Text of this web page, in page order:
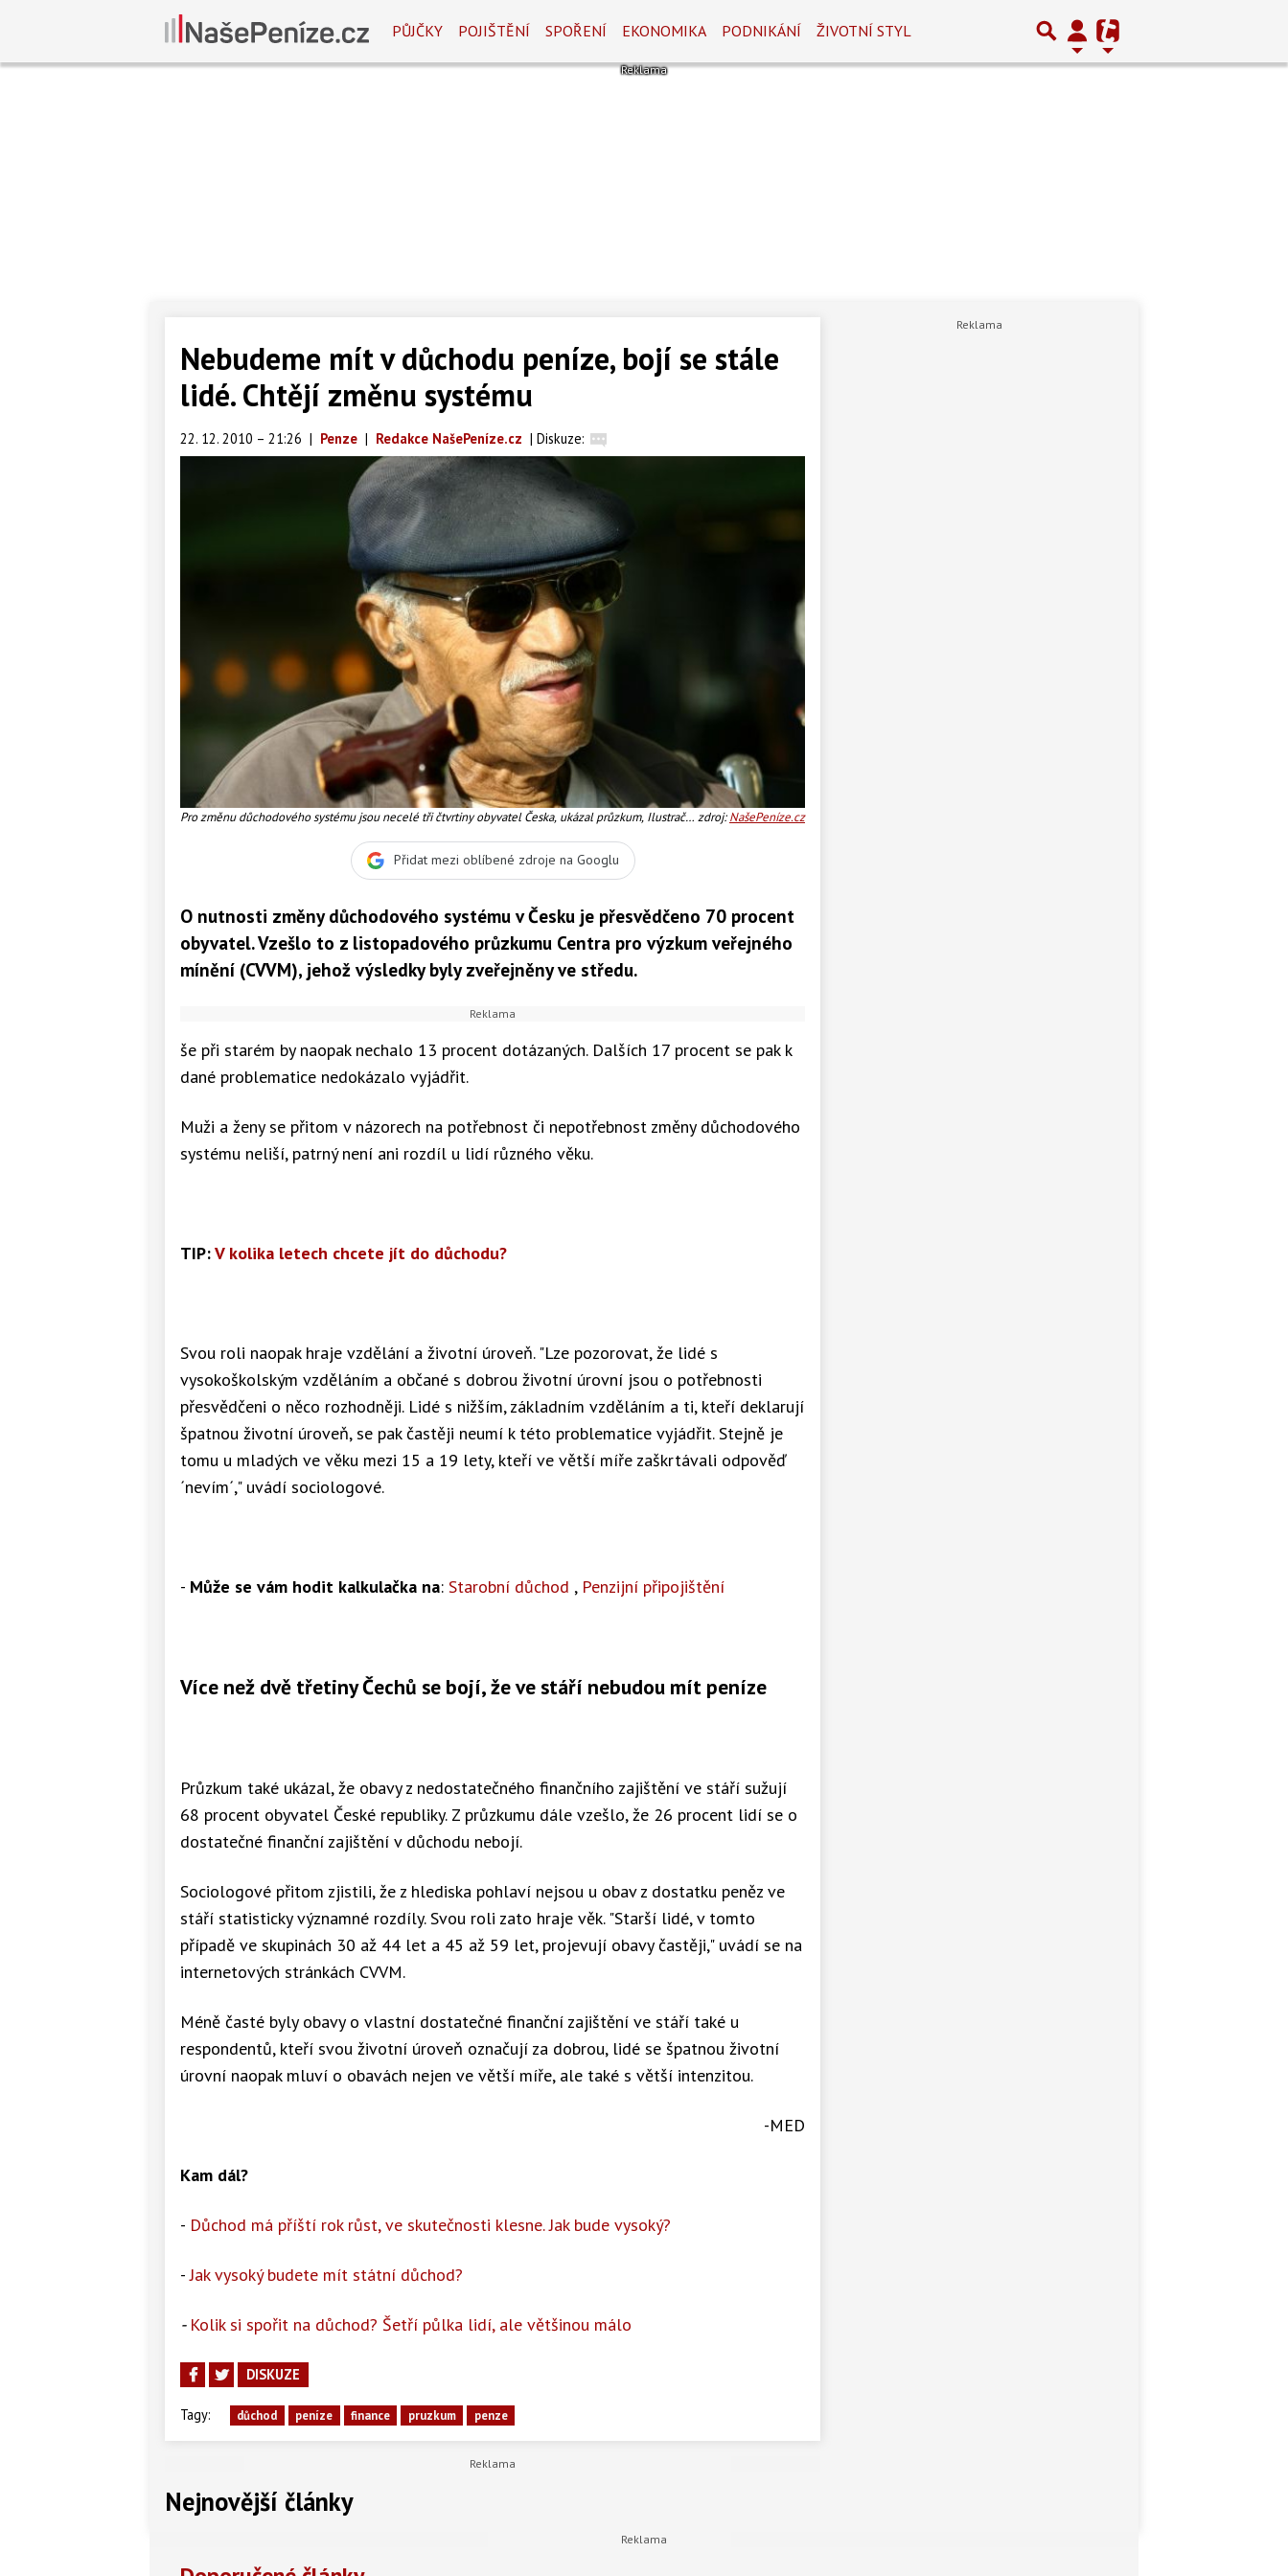
PŮJČKY POJIŠTĚNÍ SPOŘENÍ EKONOMIKA PODNIKÁNÍ ŽIVOTNÍ STYL
Nebudeme mít v důchodu peníze, bojí se stále
lidé. Chtějí změnu systému
22. 12. 2010 – 21:26 | Penze | Redakce NašePeníze.cz | Diskuze:
Pro změnu důchodového systému jsou necelé tři čtvrtiny obyvatel Česka, ukázal průzkum, Ilustrační zdroj:NašePeníze.cz
Přidat mezi oblíbené zdroje na Googlu
O nutnosti změny důchodového systému v Česku je přesvědčeno 70 procent
obyvatel. Vzešlo to z listopadového průzkumu Centra pro výzkum veřejného
mínění (CVVM), jehož výsledky byly zveřejněny ve středu.
še při starém by naopak nechalo 13 procent dotázaných. Dalších 17 procent se pak k
dané problematice nedokázalo vyjádřit.
Muži a ženy se přitom v názorech na potřebnost či nepotřebnost změny důchodového
systému neliší, patrný není ani rozdíl u lidí různého věku.
TIP:V kolika letech chcete jít do důchodu?
Svou roli naopak hraje vzdělání a životní úroveň. "Lze pozorovat, že lidé s
vysokoškolským vzděláním a občané s dobrou životní úrovní jsou o potřebnosti
přesvědčeni o něco rozhodněji. Lidé s nižším, základním vzděláním a ti, kteří deklarují
špatnou životní úroveň, se pak častěji neumí k této problematice vyjádřit. Stejně je
tomu u mladých ve věku mezi 15 a 19 lety, kteří ve větší míře zaškrtávali odpověď
´nevím´," uvádí sociologové.
- Může se vám hodit kalkulačka na: Starobní důchod , Penzijní připojištění
Více než dvě třetiny Čechů se bojí, že ve stáří nebudou mít peníze
Průzkum také ukázal, že obavy z nedostatečného finančního zajištění ve stáří sužují
68 procent obyvatel České republiky. Z průzkumu dále vzešlo, že 26 procent lidí se o
dostatečné finanční zajištění v důchodu nebojí.
Sociologové přitom zjistili, že z hlediska pohlaví nejsou u obav z dostatku peněz ve
stáří statisticky významné rozdíly. Svou roli zato hraje věk. "Starší lidé, v tomto
případě ve skupinách 30 až 44 let a 45 až 59 let, projevují obavy častěji," uvádí se na
internetových stránkách CVVM.
Méně časté byly obavy o vlastní dostatečné finanční zajištění ve stáří také u
respondentů, kteří svou životní úroveň označují za dobrou, lidé se špatnou životní
úrovní naopak mluví o obavách nejen ve větší míře, ale také s větší intenzitou.
-MED
Kam dál?
- Důchod má příští rok růst, ve skutečnosti klesne. Jak bude vysoký?
-Jak vysoký budete mít státní důchod?
- Kolik si spořit na důchod? Šetří půlka lidí, ale většinou málo
DISKUZE
Tagy: důchod peníze finance pruzkum penze
Nejnovější články